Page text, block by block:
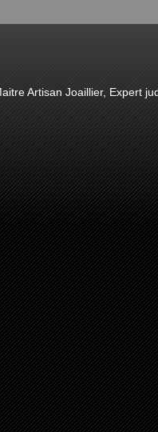
Artisan Joaillier, Expert